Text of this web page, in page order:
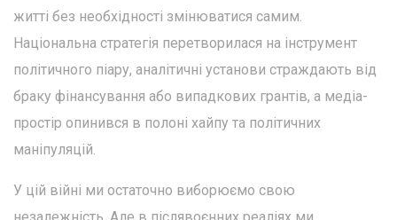
житті без необхідності змінюватися самим.
Національна стратегія перетворилася на інструмент
політичного піару, аналітичні установи страждають від
браку фінансування або випадкових грантів, а медіа-
простір опинився в полоні хайпу та політичних
маніпуляцій.
У цій війні ми остаточно виборюємо свою